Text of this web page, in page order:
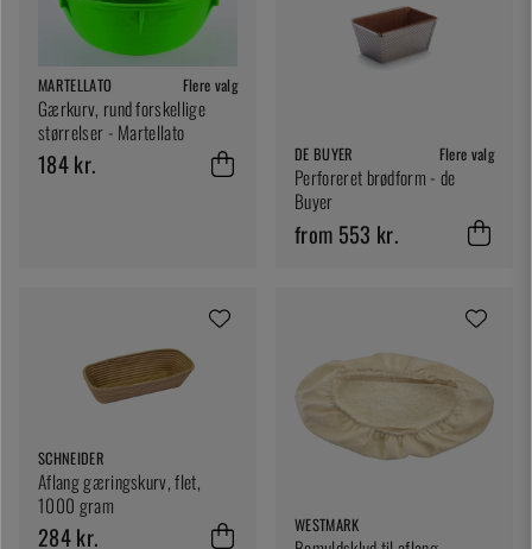
MARTELLATO Flere valg
Gærkurv, rund forskellige
størrelser - Martellato
184 kr. DE BUYER Flere valg
Perforeret brødform - de
Buyer
from 553 kr.
SCHNEIDER
Aflang gæringskurv, flet,
1000 gram
284 kr. WESTMARK